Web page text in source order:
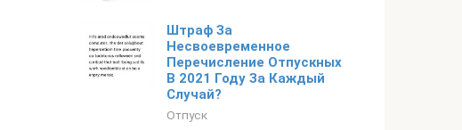
Штраф За
Несвоевременное
Перечисление Отпускных
В 2021 Году За Каждый
Случай?
Отпуск